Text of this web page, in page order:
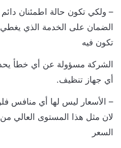
ولكي تكون حالة اطمئنان دائم
على الخدمة الذي يغطي
فيه
مسؤولة عن أي خطأ
جهاز تنظيف.
الأسعار ليس لها أي منافس فلن
مثل هذا المستوى العالي من